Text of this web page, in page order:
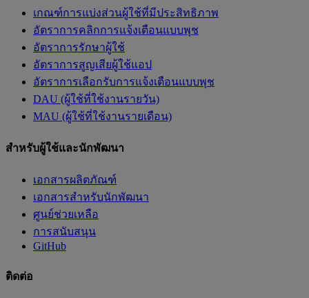
เกณฑ์การแบ่งส่วนผู้ใช้ที่มีประสิทธิภาพ
อัตราการคลิกการแจ้งเตือนแบบพุช
อัตราการรักษาผู้ใช้
อัตราการสูญเสียผู้ใช้แอป
อัตราการเลือกรับการแจ้งเตือนแบบพุช
DAU (ผู้ใช้ที่ใช้งานรายวัน)
MAU (ผู้ใช้ที่ใช้งานรายเดือน)
สำหรับผู้ใช้และนักพัฒนา
เอกสารผลิตภัณฑ์
เอกสารสำหรับนักพัฒนา
ศูนย์ช่วยเหลือ
การสนับสนุน
GitHub
ติดต่อ